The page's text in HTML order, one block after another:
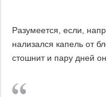
Разумеется, если,
нализался капель от
стошнит и пару дней